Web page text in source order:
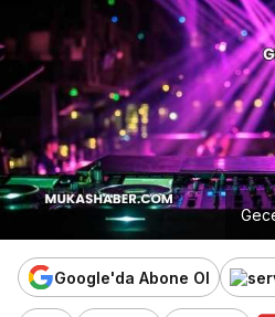
Google'da Abone Ol